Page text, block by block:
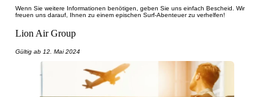
Wenn Sie weitere Informationen benötigen, geben Sie uns einfach Bescheid. Wir
freuen uns darauf, Ihnen zu einem epischen Surf-Abenteuer zu verhelfen!
Lion Air Group
Gültig ab 12. Mai 2024